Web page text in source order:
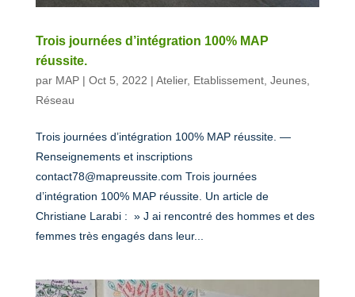
Trois journées d’intégration 100% MAP
réussite.
par MAP| Oct 5, 2022 | Atelier, Etablissement, Jeunes,
Réseau
Trois journées d’intégration 100% MAP réussite. —
Renseignements et inscriptions
contact78@mapreussite.com Trois journées
d’intégration 100% MAP réussite. Un article de
Christiane Larabi : » J ai rencontré des hommes et des
femmes très engagés dans leur...